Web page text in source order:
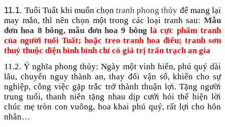
11.1.Tuổi Tuất khi muốn chọntranh phong thủy để mang lại
may mắn, thì nên chọn một trong các loại tranh sau: Mẫu
đơn hoa 8 bông,mẫu đơn hoa 9 bông là cực phẩm tranh
của người tuổi Tuất; hoặc treo tranh hoa điểu; tranh sơn
thuỷ thuộc diện bình bình chỉ có giá trị trấn trạch an gia
11.2. Ý nghĩa phong thủy: Ngày một vinh hiển, phú quý dài
lâu, chuyển nguy thành an, thay đổi vận số, khiến cho sự
nghiệp, công việc gặp trắc trở thành thuận lợi. Tặng người
trung tuổi, thanh niên tặng nhau dịp cưới hỏi thể hiện lời
chúc mẹ tròn con vuông, hoa khai phú quý, rất lợi cho hôn
nhân…